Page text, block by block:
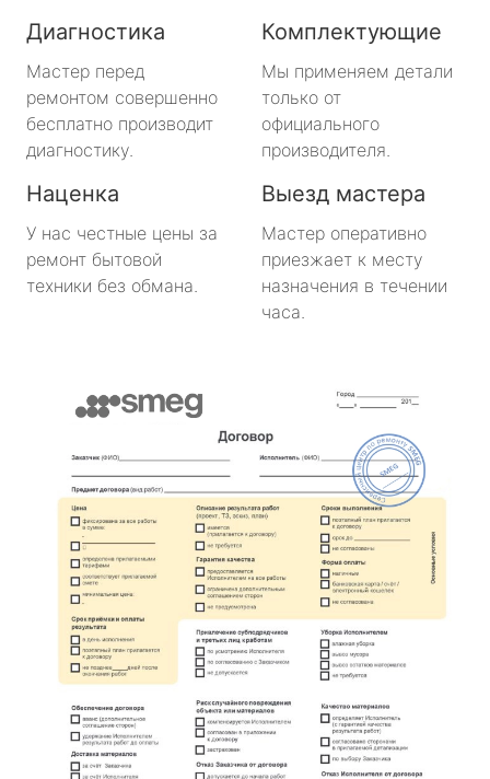
Диагностика
Мастер перед
ремонтом совершенно
бесплатно производит
диагностику.
Комплектующие
Мы применяем детали
только от
официального
производителя.
Наценка
У нас честные цены за
ремонт бытовой
техники без обмана.
Выезд мастера
Мастер оперативно
приезжает к месту
назначения в течении
часа.